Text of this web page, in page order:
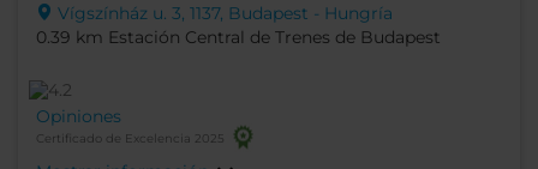
Vígszínház u. 3, 1137, Budapest - Hungría
0.39 km Estación Central de Trenes de Budapest
Opiniones
Certificado de Excelencia 2025